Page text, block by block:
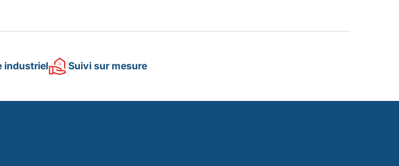
industriel Suivi sur mesure